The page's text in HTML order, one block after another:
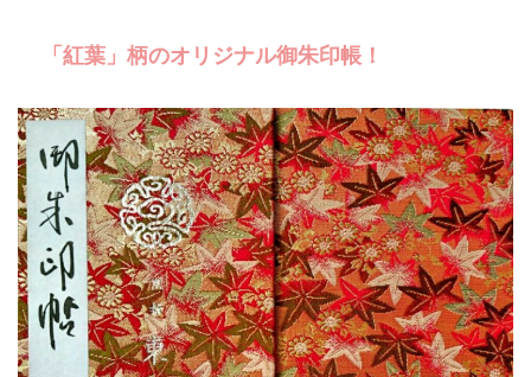
「紅葉」柄のオリジナル御朱印帳！